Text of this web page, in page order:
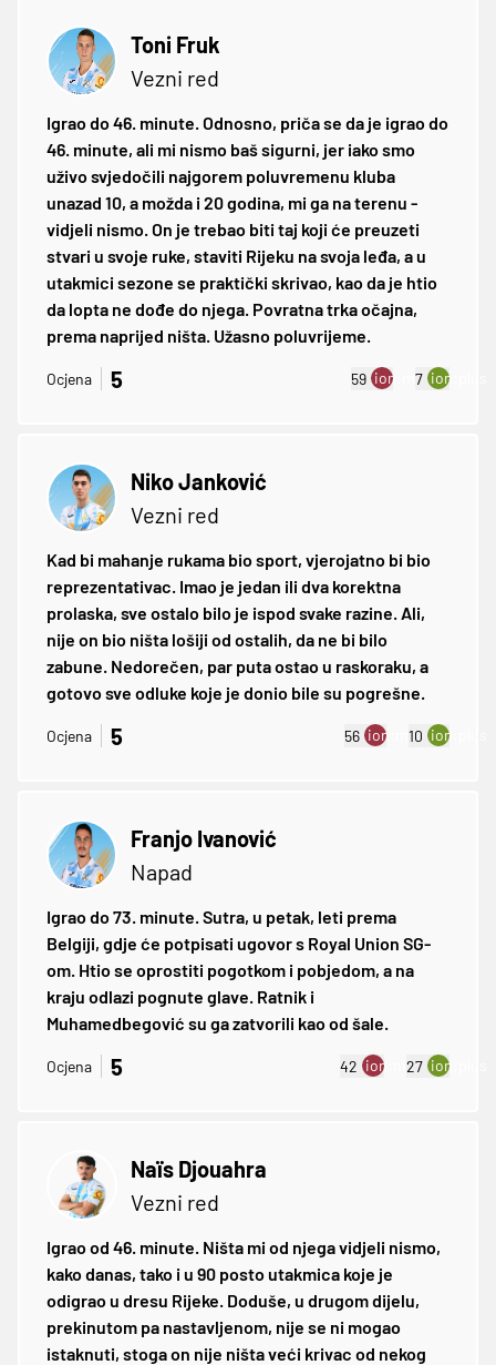
Toni Fruk
Vezni red
Igrao do 46. minute. Odnosno, priča se da je igrao do
46. minute, ali mi nismo baš sigurni, jer iako smo
uživo svjedočili najgorem poluvremenu kluba
unazad 10, a možda i 20 godina, mi ga na terenu -
vidjeli nismo. On je trebao biti taj koji će preuzeti
stvari u svoje ruke, staviti Rijeku na svoja leđa, a u
utakmici sezone se praktički skrivao, kao da je htio
da lopta ne dođe do njega. Povratna trka očajna,
prema naprijed ništa. Užasno poluvrijeme.
Ocjena 5 59 ion:minus
7 ion:plus
Niko Janković
Vezni red
Kad bi mahanje rukama bio sport, vjerojatno bi bio
reprezentativac. Imao je jedan ili dva korektna
prolaska, sve ostalo bilo je ispod svake razine. Ali,
nije on bio ništa lošiji od ostalih, da ne bi bilo
zabune. Nedorečen, par puta ostao u raskoraku, a
gotovo sve odluke koje je donio bile su pogrešne.
Ocjena 5 56 ion:minus
10 ion:plus
Franjo Ivanović
Napad
Igrao do 73. minute. Sutra, u petak, leti prema
Belgiji, gdje će potpisati ugovor s Royal Union SG-
om. Htio se oprostiti pogotkom i pobjedom, a na
kraju odlazi pognute glave. Ratnik i
Muhamedbegović su ga zatvorili kao od šale.
Ocjena 5 42 ion:minus
27 ion:plus
Naïs Djouahra
Vezni red
Igrao od 46. minute. Ništa mi od njega vidjeli nismo,
kako danas, tako i u 90 posto utakmica koje je
odigrao u dresu Rijeke. Doduše, u drugom dijelu,
prekinutom pa nastavljenom, nije se ni mogao
istaknuti, stoga on nije ništa veći krivac od nekog